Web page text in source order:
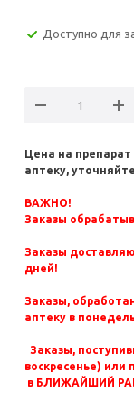
Доступно для
Цена на
аптеку,
ВАЖНО!
Заказы
Заказы
дней!
Заказы,
аптеку в
Заказы,
воскресенье) или
в БЛИЖАЙШИЙ